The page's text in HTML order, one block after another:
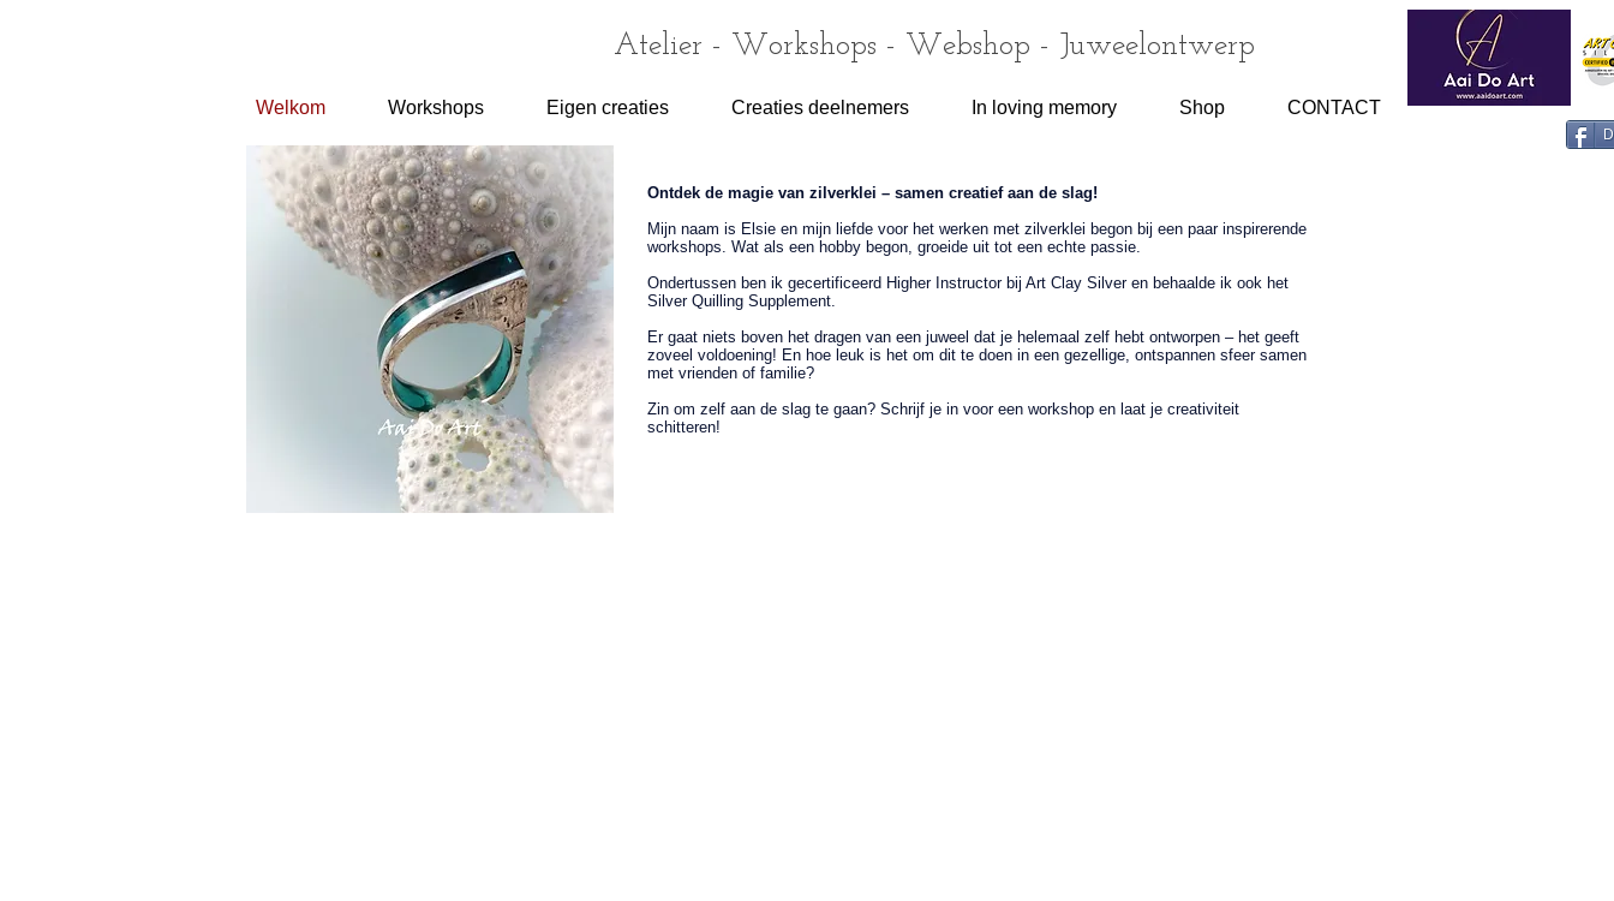
Atelier - Workshops - Webshop - Juweelontwerp
Welkom Workshops Eigen creaties Creaties deelnemers In loving memory Shop CONTACT
Ontdek de magie van zilverklei – samen creatief aan de slag!
Mijn naam is Elsie en mijn liefde voor het werken met zilverklei begon bij een paar inspirerende
workshops. Wat als een hobby begon, groeide uit tot een echte passie.
Ondertussen ben ik gecertificeerd Higher Instructor bij Art Clay Silver en behaalde ik ook het
Silver Quilling Supplement.
Er gaat niets boven het dragen van een juweel dat je helemaal zelf hebt ontworpen – het geeft
zoveel voldoening! En hoe leuk is het om dit te doen in een gezellige, ontspannen sfeer samen
met vrienden of familie?
Zin om zelf aan de slag te gaan? Schrijf je in voor een workshop en laat je creativiteit
schitteren!